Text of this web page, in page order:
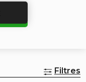
Filtres